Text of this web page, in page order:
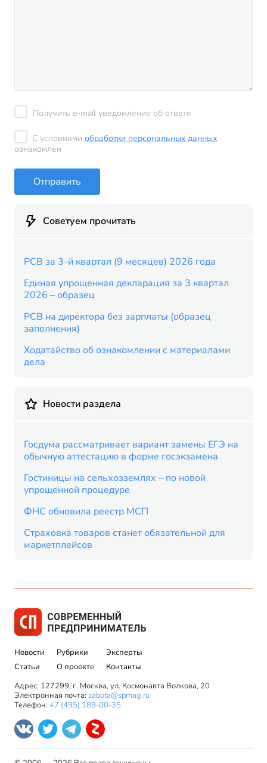
Получить e-mail уведомление об ответе
С условиями обработки персональных данных
ознакомлен
Отправить
Советуем прочитать
РСВ за 3-й квартал (9 месяцев) 2026 года
Единая упрощенная декларация за 3 квартал
2026 – образец
РСВ на директора без зарплаты (образец
заполнения)
Ходатайство об ознакомлении с материалами
дела
Новости раздела
Госдума рассматривает вариант замены ЕГЭ на
обычную аттестацию в форме госэкзамена
Гостиницы на сельхозземлях – по новой
упрощенной процедуре
ФНС обновила реестр МСП
Страховка товаров станет обязательной для
маркетплейсов
Новости
Статьи
Рубрики
О проекте
Эксперты
Контакты
Адрес: 127299, г. Москва, ул. Космонавта Волкова, 20
Электронная почта: zabota@spmag.ru
Телефон: +7 (495) 189-00-35